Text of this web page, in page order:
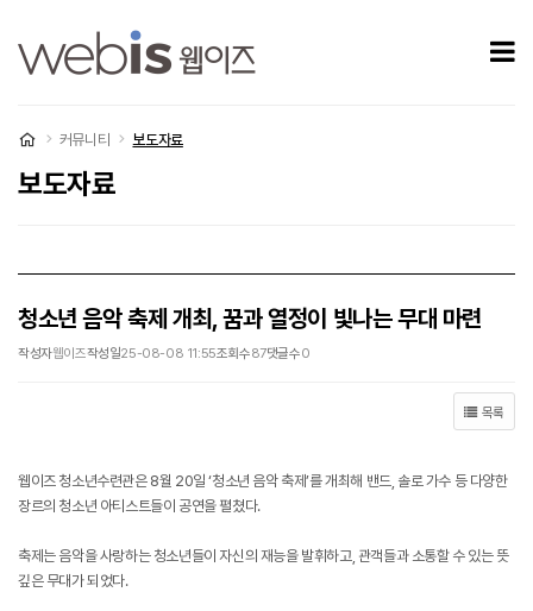
처음으로
커뮤니티 보도자료
보도자료
청소년 음악 축제 개최, 꿈과 열정이 빛나는 무대 마련
작성자웹이즈작성일25-08-08 11:55조회수87댓글수0
목록
웹이즈 청소년수련관은 8월 20일 ‘청소년 음악 축제’를 개최해 밴드, 솔로 가수 등 다양한
장르의 청소년 아티스트들이 공연을 펼쳤다.
축제는 음악을 사랑하는 청소년들이 자신의 재능을 발휘하고, 관객들과 소통할 수 있는 뜻
깊은 무대가 되었다.